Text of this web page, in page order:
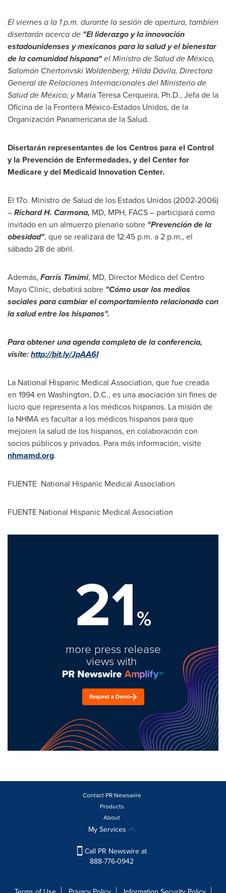
El viernes a la 1 p.m. durante la sesión de apertura, también
disertarán acerca de "El liderazgo y la innovación
estadounidenses y mexicanos para la salud y el bienestar
de la comunidad hispana"el Ministro de Salud de México,
Salomón Chertorivski Woldenberg; Hilda Dávila, Directora
General de Relaciones Internacionales del Ministerio de
Salud de México; yMaríaTeresa Cerqueira, Ph.D., Jefa de la
Oficina de la Frontera México-Estados Unidos, de la
Organización Panamericana de la Salud.
Disertarán representantes de los Centros para el Control
y la Prevención de Enfermedades, y del Center for
Medicare y del Medicaid Innovation Center.
El 17o. Ministro deSalud de los Estados Unidos (2002-2006)
–Richard H. Carmona, MD, MPH, FACS – participará como
invitado en un almuerzo plenario sobre "Prevención de la
obesidad", que se realizará de12:45 p.m. a2 p.m., el
sábado 28 de abril.
Además, Farris Timimi, MD, Director Médico del Centro
Mayo Clinic, debatirá sobre "Cómo usar los medios
sociales para cambiar el comportamiento relacionado con
la salud entre los hispanos".
Para obtener una agenda completa de la conferencia,
visite:http://bit.ly/JpAA6I
La National Hispanic Medical Association, que fue creada
en 1994 en Washington, D.C., es una asociación sin fines de
lucro que representa a los médicos hispanos. La misión de
la NHMA es facultar a los médicos hispanos para que
mejoren la salud de los hispanos, en colaboración con
socios públicos y privados. Para más información, visite
nhmamd.org.
FUENTE National Hispanic Medical Association
FUENTE National Hispanic Medical Association
21%
more press release
views with
Request a Demo
Contact PR Newswire
Products
About
My Services
Call PR Newswire at
888-776-0942